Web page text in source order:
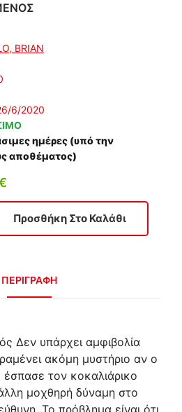
BRIAN
6/2020
ημέρες (υπό την
αποθέματος)
ΠΕΡΙΓΡΑΦΗ
Δεν υπάρχει αμφιβολία
ακόμη μυστήριο αν ο
τον κοκαλιάρικο
μοχθηρή δύναμη στο